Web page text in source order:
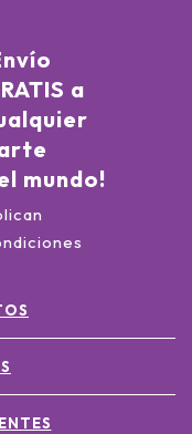
a
mundo!